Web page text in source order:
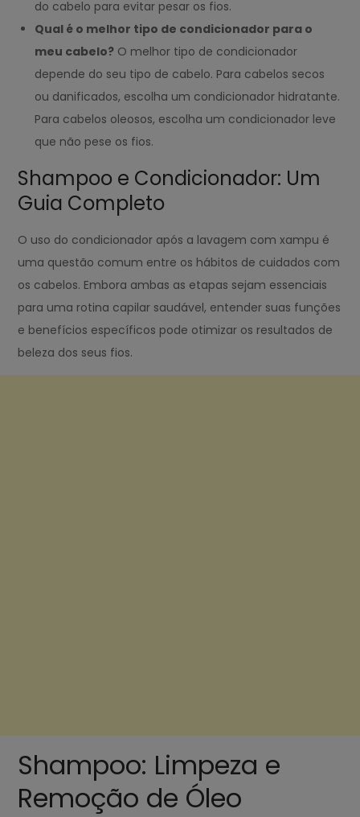
do cabelo para evitar pesar os fios.
Qual é o melhor tipo de condicionador para o
meu cabelo? O melhor tipo de condicionador
depende do seu tipo de cabelo. Para cabelos secos
ou danificados, escolha um condicionador hidratante.
Para cabelos oleosos, escolha um condicionador leve
que não pese os fios.
Shampoo e Condicionador: Um
Guia Completo
O uso do condicionador após a lavagem com xampu é
uma questão comum entre os hábitos de cuidados com
os cabelos. Embora ambas as etapas sejam essenciais
para uma rotina capilar saudável, entender suas funções
e benefícios específicos pode otimizar os resultados de
beleza dos seus fios.
Shampoo: Limpeza e
Remoção de Óleo